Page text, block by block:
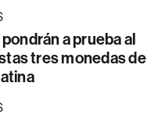
a prueba al
tres monedas de